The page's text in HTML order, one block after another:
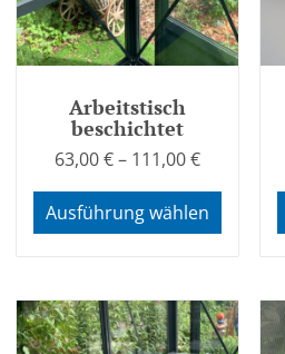
Arbeitstisch
beschichtet
63,00€– 111,00€
Ausführung wählen